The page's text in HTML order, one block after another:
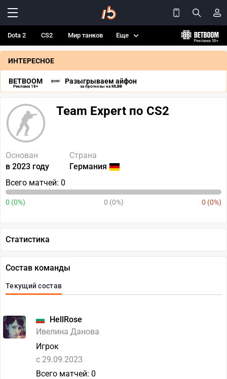
Dota 2 CS2 Мир танков Еще
ИНТЕРЕСНОЕ
BETBOOM
Реклама 18+
Разыгрываем айфон
за прогнозы на MLBB
Team Expert по CS2
Основан
в 2023 году
Страна
Германия
Всего матчей: 0
0 (0%) 0 (0%) 0 (0%)
Статистика
Состав команды
Текущий состав
HellRose
Ивелина Данова
Игрок
c 29.09.2023
Всего матчей: 0